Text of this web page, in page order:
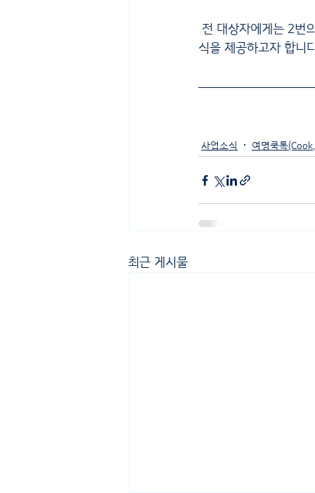
전 대상자에게는 2번
식을 제공하고자 합니
사업소식 여명쿡톡
최근 게시물